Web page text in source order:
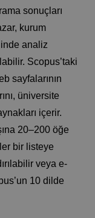
sonuçları
kurum
analiz
Scopus’taki
sayfalarının
üniversite
içerir.
20–200 öğe
bir listeye
veya e-
10 dilde